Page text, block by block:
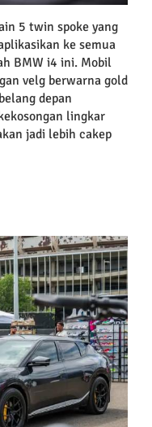
5 twin spoke yang
ke semua
BMW i4 ini. Mobil
velg berwarna gold
depan
lingkar
jadi lebih cakep